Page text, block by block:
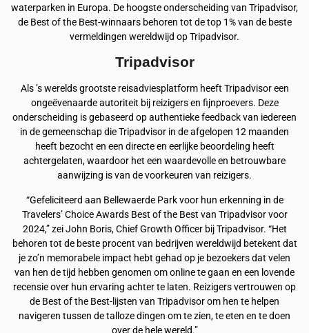
waterparken in Europa. De hoogste onderscheiding van Tripadvisor,
de Best of the Best-winnaars behoren tot de top 1% van de beste
vermeldingen wereldwijd op Tripadvisor.
Tripadvisor
Als ’s werelds grootste reisadviesplatform heeft Tripadvisor een
ongeëvenaarde autoriteit bij reizigers en fijnproevers. Deze
onderscheiding is gebaseerd op authentieke feedback van iedereen
in de gemeenschap die Tripadvisor in de afgelopen 12 maanden
heeft bezocht en een directe en eerlijke beoordeling heeft
achtergelaten, waardoor het een waardevolle en betrouwbare
aanwijzing is van de voorkeuren van reizigers.
“Gefeliciteerd aan Bellewaerde Park voor hun erkenning in de
Travelers’ Choice Awards Best of the Best van Tripadvisor voor
2024,” zei John Boris, Chief Growth Officer bij Tripadvisor. “Het
behoren tot de beste procent van bedrijven wereldwijd betekent dat
je zo’n memorabele impact hebt gehad op je bezoekers dat velen
van hen de tijd hebben genomen om online te gaan en een lovende
recensie over hun ervaring achter te laten. Reizigers vertrouwen op
de Best of the Best-lijsten van Tripadvisor om hen te helpen
navigeren tussen de talloze dingen om te zien, te eten en te doen
over de hele wereld.”